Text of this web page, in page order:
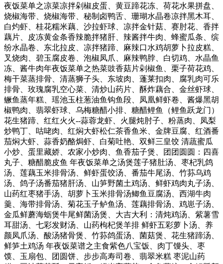
夜饭菜单之凉菜凉拌剁椒皮蛋、黄豆蹄花冻、荷花水果拼盘、
烧椒海带、烧椒海带、秘制卤鸭舌、珊瑚水晶卷凉拌黑木耳、
白灼虾、桂花糯米藕、沙拉虾球、凉拌金针菇、赛肘花、香拌
藕片、皮冻黄金条香辣脆拌猪肝、辣酱拌牛肉、蜂蜜瓜条、缤
纷水晶卷、东北拉皮、凉拌猪蹄、麻辣口水鸡胡萝卜拉皮糕、
叉烧肉、碧玉腐皮卷、泡椒凤爪、麻辣鸭脖、白切鸡、水晶鱼
冻、酱牛肉年夜饭菜单之热菜豉香菇片剁椒鱼、栗子荷花鸡、
梅干菜蒸排骨、清蒸狮子头、东坡肉、蓬莱扣肉、腐乳肉可乐
排骨、玫瑰腐乳空心菜、清炒山药片、酥炸藕合、金丝虾球、
鳜鱼蒸年糕、瑶池玉柱葱油鱼钩鱼段、凤凰鲜虾卷、酱爆黑胡
椒鸭肉、翡翠虾球、乌梅糖醋小排、糖醋鲤鱼（鲤鱼跃龙门）
花生猪蹄、红红火火--蒜蓉龙虾、火腿炖肘子、粉蒸肉、凤梨
炒鸭丁、咕咾肉、红焖大虾松仁茶香鱼米、金牌豆腐、红酒番
茄焖大虾、蒜香奶酪焗虾、白菊吐艳、双鲜三皇饺 清蔬蜜瓜
小炒、蛋里藏娇、农家小炒肉、鱼香茄子煲、团团圆圆：四喜
丸子、糖醋脆皮鱼 年夜饭菜单之汤煲莲子猪肚汤、枣杞乳鸽
汤、莲藕玉米排骨汤、鲜虾蛋饺汤、番茄牛尾汤、竹荪乌鸡
汤、鸽子汤番茄猪肝汤、山笋野菌土鸡汤、鲜虾鸡肉丸子汤、
山药红枣猪手汤、胡萝卜玉米排骨汤鲫鱼豆腐汤、西湖牛肉
羹、海带排骨汤、菊花玉子鲈鱼汤、莲藕排骨汤、鸡崽子汤、
金瓜鲜蘑海蛎煲牛尾鲜菌汤煲、大吉大利：清炖鸡汤、紫薯雪
耳甜汤、七彩发财汤、山药枸杞煲羊排 鲜虾五彩萝卜汤、养
颜凤爪汤、酸汤猪骨煲、竹荪鸽蛋汤、菌菇煲、花生猪蹄汤、
鲜笋土鸡汤 年夜饭菜谱之主食紫色八宝饭、肉丁馒头、枣
馍、玉扇包、团圆饼、步步高寿司卷、翡翠米糕 枣泥山药